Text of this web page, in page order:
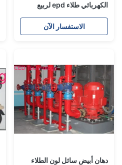
الكهربائي طلاء epd لربيع
الاستفسار الآن
دهان أبيض سائل لون الطلاء